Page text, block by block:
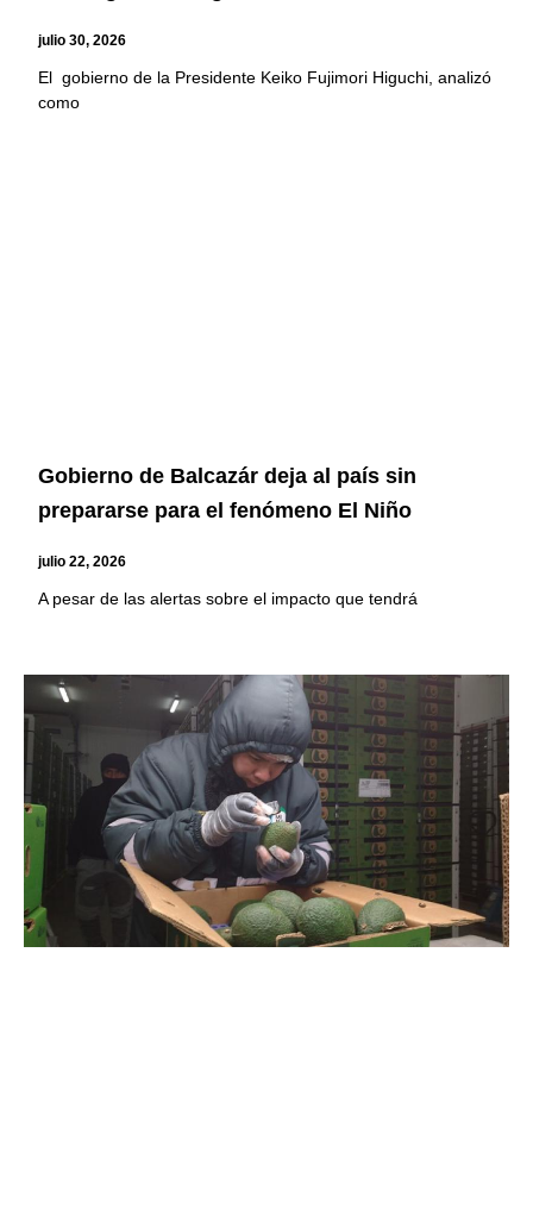
julio 30, 2026
El gobierno de la Presidente Keiko Fujimori Higuchi, analizó
como
Gobierno de Balcazár deja al país sin
prepararse para el fenómeno El Niño
julio 22, 2026
A pesar de las alertas sobre el impacto que tendrá